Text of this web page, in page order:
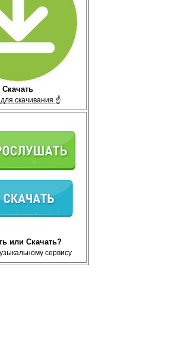
Скачать
̲с̲к̲а̲ч̲и̲в̲а̲н̲и̲я̲ ☝
или Скачать?
сервису